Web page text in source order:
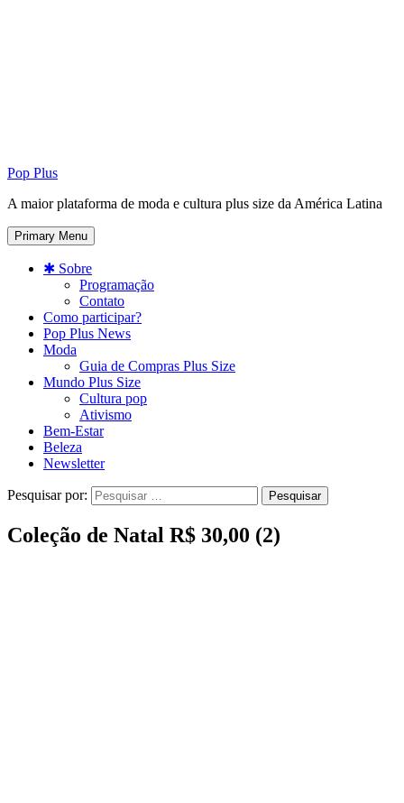
Pop Plus
A maior plataforma de moda e cultura plus size da América Latina
Primary Menu
✱ Sobre
Programação
Contato
Como participar?
Pop Plus News
Moda
Guia de Compras Plus Size
Mundo Plus Size
Cultura pop
Ativismo
Bem-Estar
Beleza
Newsletter
Pesquisar por:
Coleção de Natal R$ 30,00 (2)